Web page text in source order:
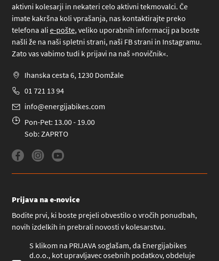
aktivni kolesarji in nekateri celo aktivni tekmovalci. Če
imate kakršna koli vprašanja, nas kontaktirajte preko
telefona ali e-pošte, veliko uporabnih informacij pa boste
našli že na naši spletni strani, naši FB strani in Instagramu.
Zato vas vabimo tudi k prijavi na naš »novičnik«.
Ihanska cesta 6, 1230 Domžale
01 721 13 94
info@energijabikes.com
Pon-Pet: 13.00 - 19.00
Sob: ZAPRTO
Prijava na e-novice
Bodite prvi, ki boste prejeli obvestilo o vročih ponudbah,
novih izdelkih in prebrali novosti v kolesarstvu.
S klikom na PRIJAVA soglašam, da Energijabikes
d.o.o., kot upravljavec osebnih podatkov, obdeluje